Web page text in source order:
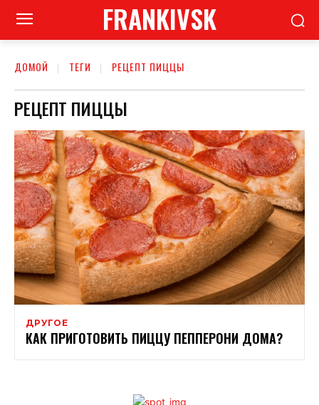
FRANKIVSK
ДОМОЙ ТЕГИ РЕЦЕПТ ПИЦЦЫ
РЕЦЕПТ ПИЦЦЫ
ДРУГОЕ
КАК ПРИГОТОВИТЬ ПИЦЦУ ПЕППЕРОНИ ДОМА?